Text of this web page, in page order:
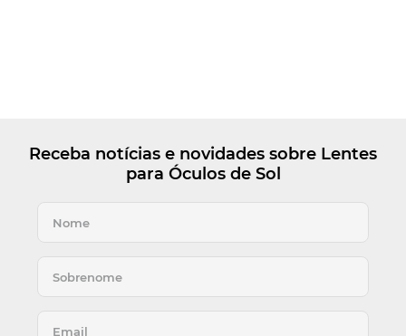
Receba notícias e novidades sobre Lentes
para Óculos de Sol